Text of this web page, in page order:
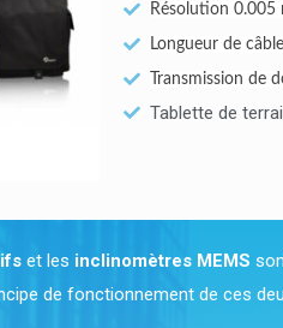
Résolution 0.005
Longueur de
Transmission de
Tablette de
et les inclinomètres MEMS
de fonctionnement de ces